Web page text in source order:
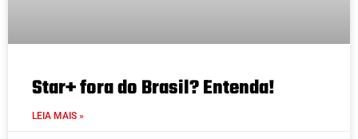
Star+ fora do Brasil? Entenda!
LEIA MAIS »